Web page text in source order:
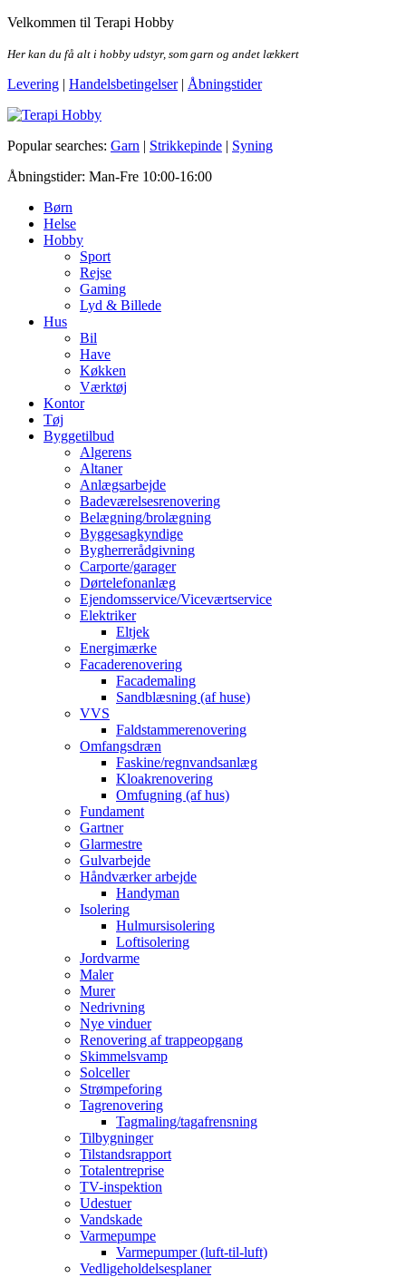
Skip
the
Velkommen til Terapi Hobby
Her kan du få alt i hobby udstyr, som garn og andet lækkert
Levering | Handelsbetingelser| Åbningstider
Terapi Hobby
Popular searches: Garn | Strikkepinde | Syning
Åbningstider: Man-Fre 10:00-16:00
Børn
Helse
Hobby
Sport
Rejse
Gaming
Lyd & Billede
Hus
Bil
Have
Køkken
Værktøj
Kontor
Tøj
Byggetilbud
Algerens
Altaner
Anlægsarbejde
Badeværelsesrenovering
Belægning/brolægning
Byggesagkyndige
Bygherrerådgivning
Carporte/garager
Dørtelefonanlæg
Ejendomsservice/Viceværtservice
Elektriker
Eltjek
Energimærke
Facaderenovering
Facademaling
Sandblæsning (af huse)
VVS
Faldstammerenovering
Omfangsdræn
Faskine/regnvandsanlæg
Kloakrenovering
Omfugning (af hus)
Fundament
Gartner
Glarmestre
Gulvarbejde
Håndværker arbejde
Handyman
Isolering
Hulmursisolering
Loftisolering
Jordvarme
Maler
Murer
Nedrivning
Nye vinduer
Renovering af trappeopgang
Skimmelsvamp
Solceller
Strømpeforing
Tagrenovering
Tagmaling/tagafrensning
Tilbygninger
Tilstandsrapport
Totalentreprise
TV-inspektion
Udestuer
Vandskade
Varmepumpe
Varmepumper (luft-til-luft)
Vedligeholdelsesplaner